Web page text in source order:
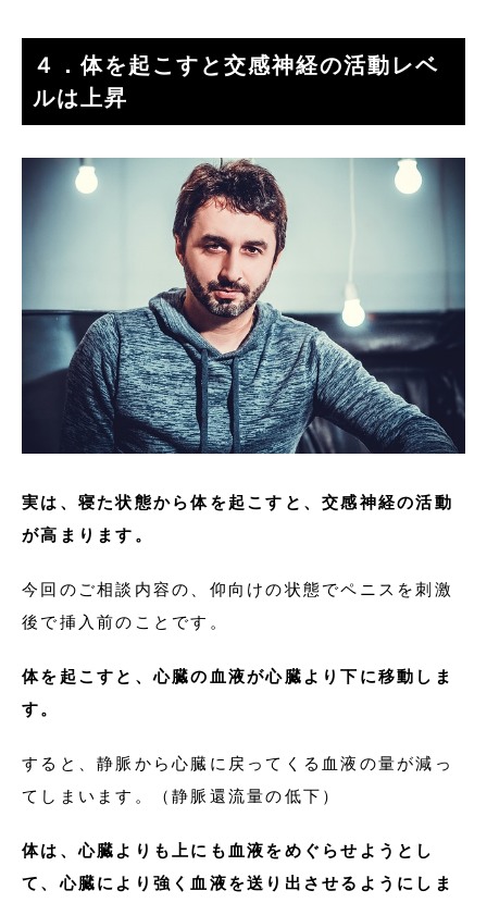
４．体を起こすと交感神経の活動レベ
ルは上昇
実は、寝た状態から体を起こすと、交感神経の活動
が高まります。
今回のご相談内容の、仰向けの状態でペニスを刺激
後で挿入前のことです。
体を起こすと、心臓の血液が心臓より下に移動しま
す。
すると、静脈から心臓に戻ってくる血液の量が減っ
てしまいます。（静脈還流量の低下）
体は、心臓よりも上にも血液をめぐらせようとし
て、心臓により強く血液を送り出させるようにしま